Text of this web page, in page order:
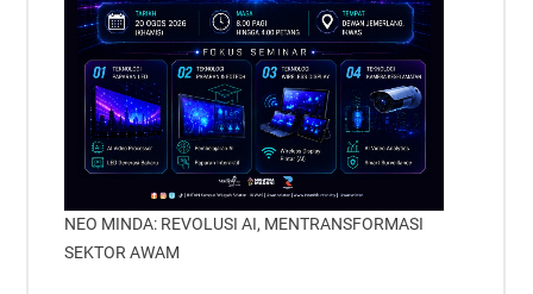
NEO MINDA: REVOLUSI AI, MENTRANSFORMASI
SEKTOR AWAM